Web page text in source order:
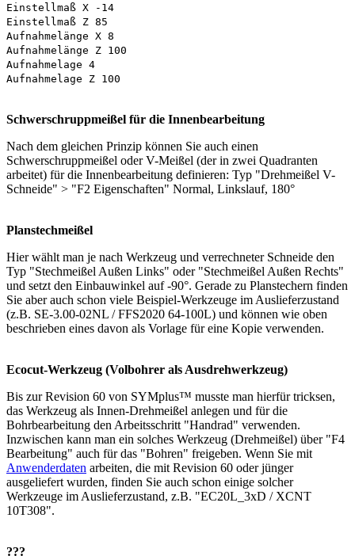
Einstellmaß X -14
Einstellmaß Z 85
Aufnahmelänge X 8
Aufnahmelänge Z 100
Aufnahmelage 4
Aufnahmelage Z 100
Schwerschruppmeißel für die Innenbearbeitung
Nach dem gleichen Prinzip können Sie auch einen
Schwerschruppmeißel oder V-Meißel (der in zwei Quadranten
arbeitet) für die Innenbearbeitung definieren: Typ "Drehmeißel V-
Schneide" > "F2 Eigenschaften" Normal, Linkslauf, 180°
Planstechmeißel
Hier wählt man je nach Werkzeug und verrechneter Schneide den
Typ "Stechmeißel Außen Links" oder "Stechmeißel Außen Rechts"
und setzt den Einbauwinkel auf -90°. Gerade zu Planstechern finden
Sie aber auch schon viele Beispiel-Werkzeuge im Auslieferzustand
(z.B. SE-3.00-02NL / FFS2020 64-100L) und können wie oben
beschrieben eines davon als Vorlage für eine Kopie verwenden.
Ecocut-Werkzeug (Volbohrer als Ausdrehwerkzeug)
Bis zur Revision 60 von SYMplus™ musste man hierfür tricksen,
das Werkzeug als Innen-Drehmeißel anlegen und für die
Bohrbearbeitung den Arbeitsschritt "Handrad" verwenden.
Inzwischen kann man ein solches Werkzeug (Drehmeißel) über "F4
Bearbeitung" auch für das "Bohren" freigeben. Wenn Sie mit
Anwenderdaten arbeiten, die mit Revision 60 oder jünger
ausgeliefert wurden, finden Sie auch schon einige solcher
Werkzeuge im Auslieferzustand, z.B. "EC20L_3xD / XCNT
10T308".
???